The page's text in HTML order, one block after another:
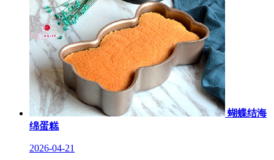
蝴蝶结海
绵蛋糕
2026-04-21